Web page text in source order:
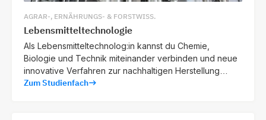
AGRAR-, ERNÄHRUNGS- & FORSTWISS.
Lebensmitteltechnologie
Als Lebensmitteltechnolog:in kannst du Chemie,
Biologie und Technik miteinander verbinden und neue
innovative Verfahren zur nachhaltigen Herstellung
hochwertiger Lebensmittel entwickeln.
Zum Studienfach